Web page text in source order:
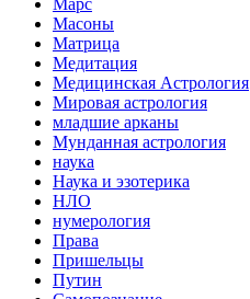
Марс
Масоны
Матрица
Медитация
Медицинская Астрология
Мировая астрология
младшие арканы
Мунданная астрология
наука
Наука и эзотерика
НЛО
нумерология
Права
Пришельцы
Путин